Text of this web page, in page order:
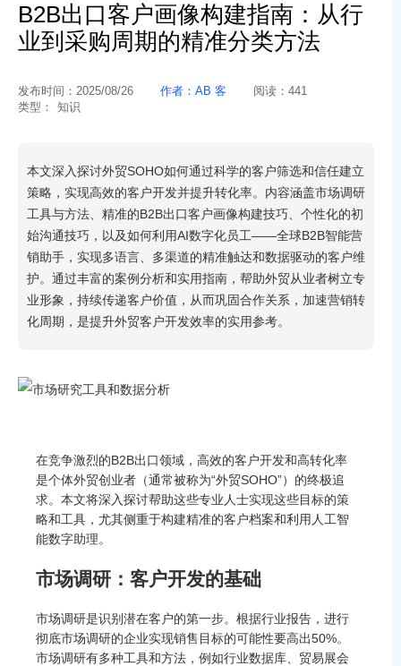
B2B出口客户画像构建指南：从行
业到采购周期的精准分类方法
发布时间： 2025/08/26 作者： AB 客 阅读： 441
类型：
知识
本文深入探讨外贸SOHO如何通过科学的客户筛选和信任建立
策略，实现高效的客户开发并提升转化率。内容涵盖市场调研
工具与方法、精准的B2B出口客户画像构建技巧、个性化的初
始沟通技巧，以及如何利用AI数字化员工——全球B2B智能营
销助手，实现多语言、多渠道的精准触达和数据驱动的客户维
护。通过丰富的案例分析和实用指南，帮助外贸从业者树立专
业形象，持续传递客户价值，从而巩固合作关系，加速营销转
化周期，是提升外贸客户开发效率的实用参考。
在竞争激烈的B2B出口领域，高效的客户开发和高转化率
是个体外贸创业者（通常被称为“外贸SOHO”）的终极追
求。本文将深入探讨帮助这些专业人士实现这些目标的策
略和工具，尤其侧重于构建精准的客户档案和利用人工智
能数字助理。
市场调研：客户开发的基础
市场调研是识别潜在客户的第一步。根据行业报告，进行
彻底市场调研的企业实现销售目标的可能性要高出50%。
市场调研有多种工具和方法，例如行业数据库、贸易展会